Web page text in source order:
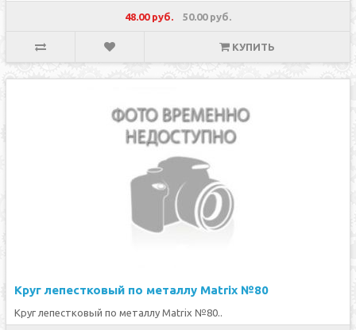
48.00 руб. 50.00 руб.
КУПИТЬ
Круг лепестковый по металлу Matrix №80
Круг лепестковый по металлу Matrix №80..